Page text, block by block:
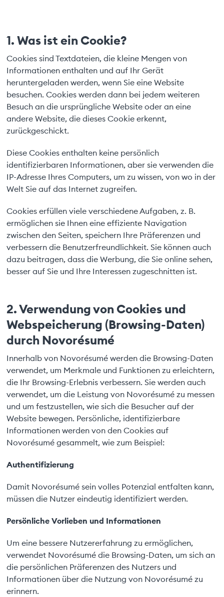
1. Was ist ein Cookie?
Cookies sind Textdateien, die kleine Mengen von
Informationen enthalten und auf Ihr Gerät
heruntergeladen werden, wenn Sie eine Website
besuchen. Cookies werden dann bei jedem weiteren
Besuch an die ursprüngliche Website oder an eine
andere Website, die dieses Cookie erkennt,
zurückgeschickt.
Diese Cookies enthalten keine persönlich
identifizierbaren Informationen, aber sie verwenden die
IP-Adresse Ihres Computers, um zu wissen, von wo in der
Welt Sie auf das Internet zugreifen.
Cookies erfüllen viele verschiedene Aufgaben, z. B.
ermöglichen sie Ihnen eine effiziente Navigation
zwischen den Seiten, speichern Ihre Präferenzen und
verbessern die Benutzerfreundlichkeit. Sie können auch
dazu beitragen, dass die Werbung, die Sie online sehen,
besser auf Sie und Ihre Interessen zugeschnitten ist.
2. Verwendung von Cookies und
Webspeicherung (Browsing-Daten)
durch Novorésumé
Innerhalb von Novorésumé werden die Browsing-Daten
verwendet, um Merkmale und Funktionen zu erleichtern,
die Ihr Browsing-Erlebnis verbessern. Sie werden auch
verwendet, um die Leistung von Novorésumé zu messen
und um festzustellen, wie sich die Besucher auf der
Website bewegen. Persönliche, identifizierbare
Informationen werden von den Cookies auf
Novorésumé gesammelt, wie zum Beispiel:
Authentifizierung
Damit Novorésumé sein volles Potenzial entfalten kann,
müssen die Nutzer eindeutig identifiziert werden.
Persönliche Vorlieben und Informationen
Um eine bessere Nutzererfahrung zu ermöglichen,
verwendet Novorésumé die Browsing-Daten, um sich an
die persönlichen Präferenzen des Nutzers und
Informationen über die Nutzung von Novorésumé zu
erinnern.